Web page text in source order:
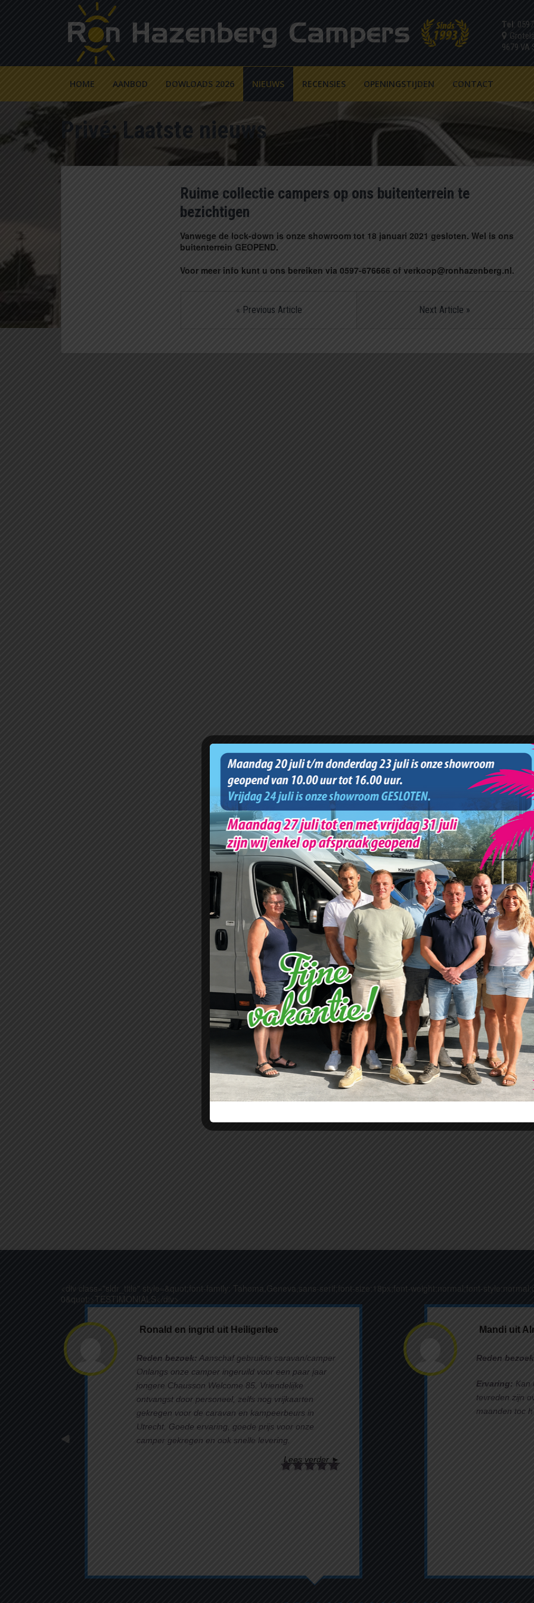
Tel:
9679 VA
HOME AANBOD DOWLOADS 2026 NIEUWS RECENSIES OPENINGSTIJDEN CONTACT
Privé: Laatste nieuws
Ruime collectie campers op ons buitenterrein te
bezichtigen
Vanwege de lock-down is onze showroom tot 18 januari 2021 gesloten. Wel is ons
buitenterrein GEOPEND.
Voor meer info kunt u ons bereiken via 0597-676666 of verkoop@ronhazenberg.nl.
« Previous Article Next Article »
<div class="sldr_title" style=&quot;font-family: Tahoma,Geneva,sans-serif;font-size:18px;font-weight:normal;font-
0&quot;>TESTIMONIALS</div>
Ronald en ingrid uit Heiligerlee
Reden bezoek: Aanschaf gebruikte caravan/camper
Onlangs onze camper ingeruild voor een paar jaar
jongere Chausson Welcome 85. Vriendelijke
ontvangst door personeel, zelfs nog vrijkaarten
gekregen voor de caravan en kampeerbeurs in
Utrecht. Goede ervaring, goede prijs voor onze
camper gekregen en ook snelle levering.
Lees verder ►
Mandi uit
Reden
Ervaring: Kan
tevreden zijn
maanden toc